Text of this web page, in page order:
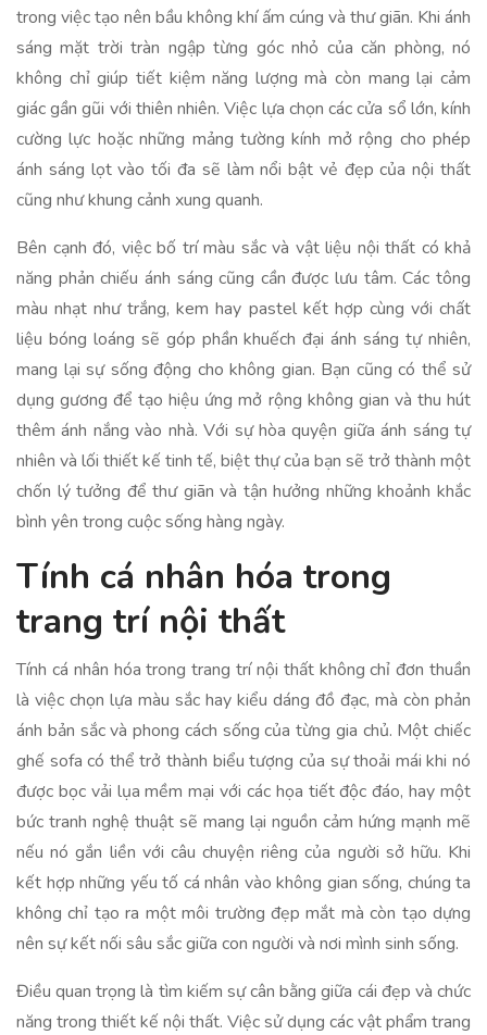
trong việc tạo nên bầu không khí ấm cúng và thư giãn. Khi ánh
sáng mặt trời tràn ngập từng góc nhỏ của căn phòng, nó
không chỉ giúp tiết kiệm năng lượng mà còn mang lại cảm
giác gần gũi với thiên nhiên. Việc lựa chọn các cửa sổ lớn, kính
cường lực hoặc những mảng tường kính mở rộng cho phép
ánh sáng lọt vào tối đa sẽ làm nổi bật vẻ đẹp của nội thất
cũng như khung cảnh xung quanh.
Bên cạnh đó, việc bố trí màu sắc và vật liệu nội thất có khả
năng phản chiếu ánh sáng cũng cần được lưu tâm. Các tông
màu nhạt như trắng, kem hay pastel kết hợp cùng với chất
liệu bóng loáng sẽ góp phần khuếch đại ánh sáng tự nhiên,
mang lại sự sống động cho không gian. Bạn cũng có thể sử
dụng gương để tạo hiệu ứng mở rộng không gian và thu hút
thêm ánh nắng vào nhà. Với sự hòa quyện giữa ánh sáng tự
nhiên và lối thiết kế tinh tế, biệt thự của bạn sẽ trở thành một
chốn lý tưởng để thư giãn và tận hưởng những khoảnh khắc
bình yên trong cuộc sống hàng ngày.
Tính cá nhân hóa trong
trang trí nội thất
Tính cá nhân hóa trong trang trí nội thất không chỉ đơn thuần
là việc chọn lựa màu sắc hay kiểu dáng đồ đạc, mà còn phản
ánh bản sắc và phong cách sống của từng gia chủ. Một chiếc
ghế sofa có thể trở thành biểu tượng của sự thoải mái khi nó
được bọc vải lụa mềm mại với các họa tiết độc đáo, hay một
bức tranh nghệ thuật sẽ mang lại nguồn cảm hứng mạnh mẽ
nếu nó gắn liền với câu chuyện riêng của người sở hữu. Khi
kết hợp những yếu tố cá nhân vào không gian sống, chúng ta
không chỉ tạo ra một môi trường đẹp mắt mà còn tạo dựng
nên sự kết nối sâu sắc giữa con người và nơi mình sinh sống.
Điều quan trọng là tìm kiếm sự cân bằng giữa cái đẹp và chức
năng trong thiết kế nội thất. Việc sử dụng các vật phẩm trang